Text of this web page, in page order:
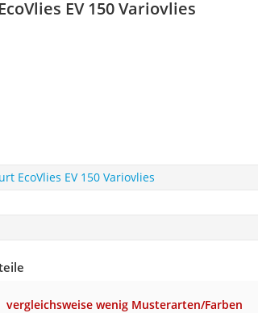
EV 150 Variovlies
EcoVlies EV 150 Variovlies
vergleichsweise wenig Musterarten/Farben